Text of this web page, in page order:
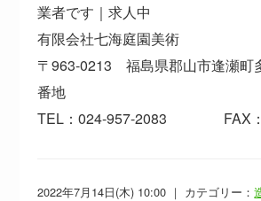
業者です｜求人中
有限会社七海庭園美術
〒963-0213 福島県郡山市逢瀬町
番地
TEL：024-957-2083 FAX：
2022年7月14日(木) 10:00 ｜ カテゴリー：